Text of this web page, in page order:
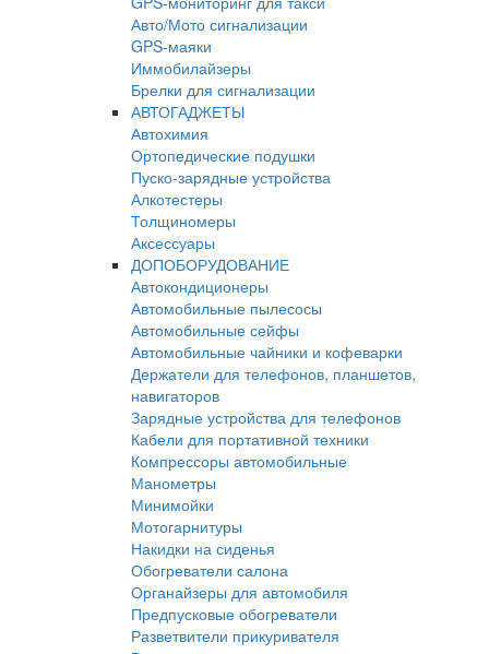
Авто/Мото сигнализации
GPS-маяки
Иммобилайзеры
Брелки для сигнализации
АВТОГАДЖЕТЫ
Автохимия
Ортопедические подушки
Пуско-зарядные устройства
Алкотестеры
Толщиномеры
Аксессуары
ДОПОБОРУДОВАНИЕ
Автокондиционеры
Автомобильные пылесосы
Автомобильные сейфы
Автомобильные чайники и кофеварки
Держатели для телефонов, планшетов,
навигаторов
Зарядные устройства для телефонов
Кабели для портативной техники
Компрессоры автомобильные
Манометры
Минимойки
Мотогарнитуры
Накидки на сиденья
Обогреватели салона
Органайзеры для автомобиля
Предпусковые обогреватели
Разветвители прикуривателя